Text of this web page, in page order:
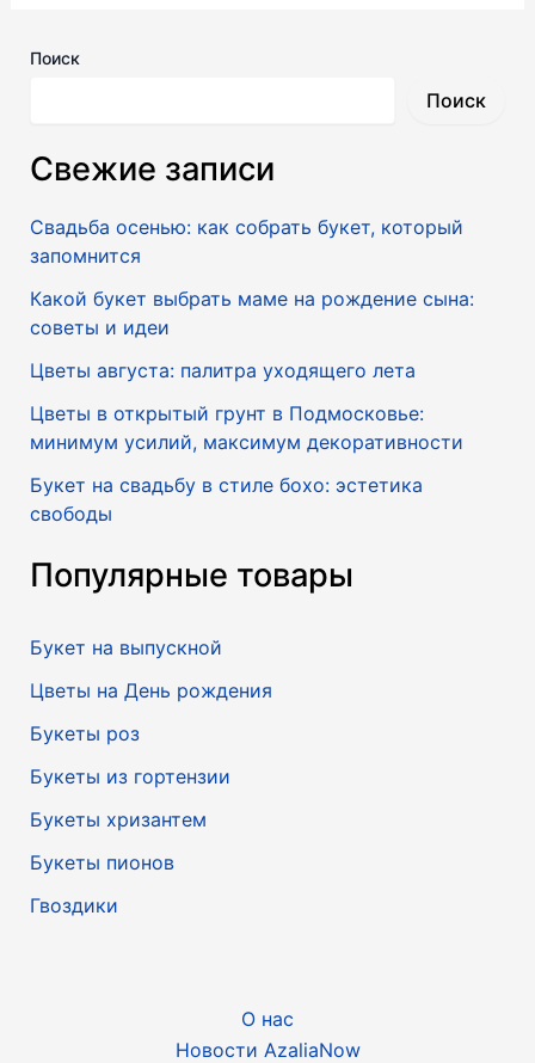
Поиск
Поиск
Свежие записи
Свадьба осенью: как собрать букет, который
запомнится
Какой букет выбрать маме на рождение сына:
советы и идеи
Цветы августа: палитра уходящего лета
Цветы в открытый грунт в Подмосковье:
минимум усилий, максимум декоративности
Букет на свадьбу в стиле бохо: эстетика
свободы
Популярные товары
Букет на выпускной
Цветы на День рождения
Букеты роз
Букеты из гортензии
Букеты хризантем
Букеты пионов
Гвоздики
О нас
Новости AzaliaNow